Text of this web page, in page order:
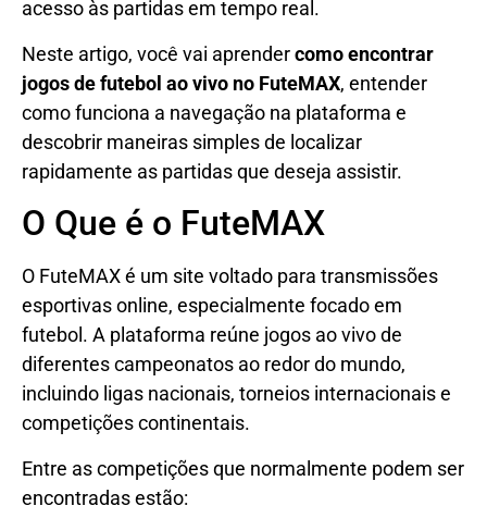
acesso às partidas em tempo real.
Neste artigo, você vai aprendercomo encontrar
jogos de futebol ao vivo no FuteMAX, entender
como funciona a navegação na plataforma e
descobrir maneiras simples de localizar
rapidamente as partidas que deseja assistir.
O Que é o FuteMAX
O FuteMAX é um site voltado para transmissões
esportivas online, especialmente focado em
futebol. A plataforma reúne jogos ao vivo de
diferentes campeonatos ao redor do mundo,
incluindo ligas nacionais, torneios internacionais e
competições continentais.
Entre as competições que normalmente podem ser
encontradas estão: